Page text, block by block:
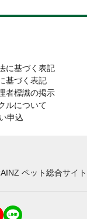
に基づく表記
基づく表記
者標識の掲示
ルについて
申込
ペット総合サイト